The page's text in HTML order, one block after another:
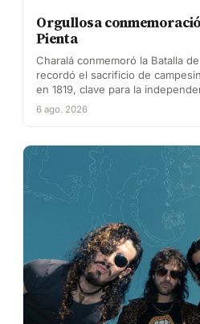
Orgullosa
Pienta
Charalá conmemoró la Batalla
recordó el sacrificio de
en 1819, clave para la
6 ago. 2026